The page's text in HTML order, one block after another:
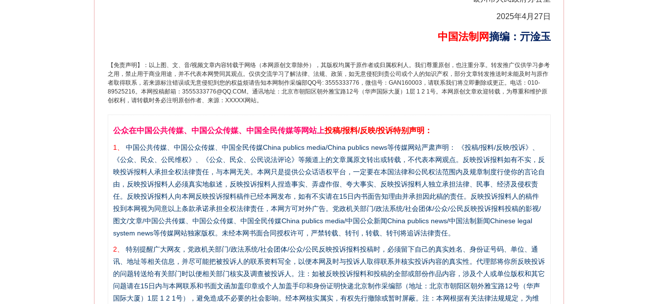
2025年4月27日
中国法制网摘编 ： 亓淦玉
【免责声明】：以上图、文、音/视频文章内容转载于网络（本网原创文章除外），其版权均属于原作者或归属权利人。我们尊重原创，也注重分享。转发推广仅供学习参考
之用，禁止用于商业用途，并不代表本网赞同其观点。仅供交流学习了解法律、法规、政策，如无意侵犯到贵公司或个人的知识产权，部分文章转发推送时未能及时与原作
者取得联系，若来源标注错误或无意侵犯到您的权益烦请告知本网制作采编部QQ号: 3555333776，微信号：GAN160003，请联系我们将立即删除或更正。电话：010-
89525216。本网投稿邮箱：3555333776@QQ.COM。通讯地址：北京市朝阳区朝外雅宝路12号（华声国际大厦）1层 1 2 1号。本网原创文章欢迎转载，为尊重和维护原
创权利，请转载时务必注明原创作者、来源：XXXXX网站。
公众在中国公共传媒、中国公众传媒、中国全民传媒等网站上投稿/报料/反映/投诉特别声明：
1、
中国公共传媒、中国公众传媒、中国全民传媒China publics media/China publics news等传媒网站严肃声明： 《投稿/报料/反映/投诉》、
《公众、民众、公民维权》、《公众、民众、公民说法评论》等频道上的文章属原文转出或转载，不代表本网观点。反映投诉报料如有不实，反
映投诉报料人承担全权法律责任，与本网无关。本网只是提供公众话语权平台，一定要在本国法律和公民权法范围内及规章制度行使你的言论自
由，反映投诉报料人必须真实地叙述，反映投诉报料人捏造事实、弄虚作假、夸大事实、反映投诉报料人独立承担法律、民事、经济及侵权责
任。反映投诉报料人向本网反映投诉报料稿件已经本网发布，如有不实请在15日内书面告知理由并承担因此稿的责任。反映投诉报料人的稿件
投到本网视为同意以上条款承诺承担全权法律责任，本网方可对外广告。党政机关部门/政法系统/社会团体/公众/公民反映投诉报料投稿的影视/
图文/文章/中国公共传媒、中国公众传媒、中国全民传媒China publics media/中国公众新闻China publics news/中国法制新闻Chinese legal
system news等传媒网站独家版权。未经本网书面合同授权许可，严禁转载、转刊，转载、转刊将追诉法律责任。
2、
特别提醒广大网友，党政机关部门/政法系统/社会团体/公众/公民反映投诉报料投稿时，必须留下自己的真实姓名、身份证号码、单位、通
讯、地址等相关信息，并尽可能把被投诉人的联系资料写全，以便本网及时与投诉人取得联系并核实投诉内容的真实性。代理部将你所反映投诉
的问题转送给有关部门时以便相关部门核实及调查被投诉人。注：如被反映投诉报料和投稿的全部或部份作品内容，涉及个人或单位版权和其它
问题请在15日内与本网联系和书面文函加盖印章或个人加盖手印和身份证明快递北京制作采编部（地址：北京市朝阳区朝外雅宝路12号（华声
国际大厦）1层 1 2 1号），避免造成不必要的社会影响。经本网核实属实，有权先行撤除或暂时屏蔽。注：本网根据有关法律法规规定，为维